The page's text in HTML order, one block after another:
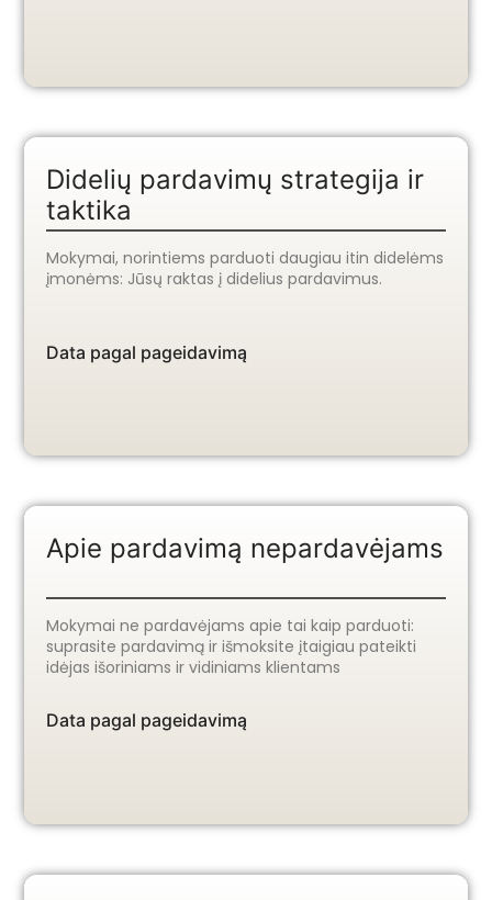
Didelių pardavimų strategija ir
taktika
Mokymai, norintiems parduoti daugiau itin didelėms
įmonėms: Jūsų raktas į didelius pardavimus.
Data pagal pageidavimą
Apie pardavimą nepardavėjams
Mokymai ne pardavėjams apie tai kaip parduoti:
suprasite pardavimą ir išmoksite įtaigiau pateikti
idėjas išoriniams ir vidiniams klientams
Data pagal pageidavimą